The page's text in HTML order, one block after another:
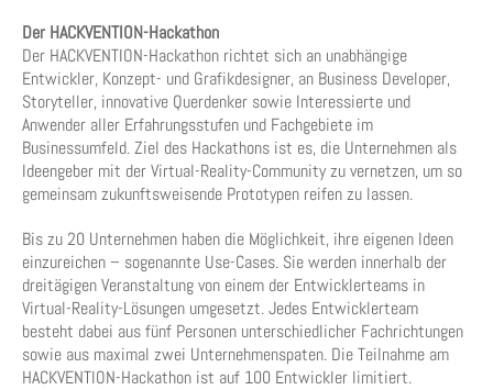
Der HACKVENTION-Hackathon
Der HACKVENTION-Hackathon richtet sich an unabhängige
Entwickler, Konzept- und Grafikdesigner, an Business Developer,
Storyteller, innovative Querdenker sowie Interessierte und
Anwender aller Erfahrungsstufen und Fachgebiete im
Businessumfeld. Ziel des Hackathons ist es, die Unternehmen als
Ideengeber mit der Virtual-Reality-Community zu vernetzen, um so
gemeinsam zukunftsweisende Prototypen reifen zu lassen.
Bis zu 20 Unternehmen haben die Möglichkeit, ihre eigenen Ideen
einzureichen – sogenannte Use-Cases. Sie werden innerhalb der
dreitägigen Veranstaltung von einem der Entwicklerteams in
Virtual-Reality-Lösungen umgesetzt. Jedes Entwicklerteam
besteht dabei aus fünf Personen unterschiedlicher Fachrichtungen
sowie aus maximal zwei Unternehmenspaten. Die Teilnahme am
HACKVENTION-Hackathon ist auf 100 Entwickler limitiert.